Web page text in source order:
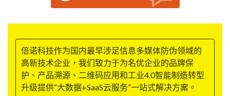
倍诺科技作为国内最早涉足信息多媒体防伪领域的
高新技术企业，我们致力于为名优企业的品牌保
护、产品溯源、二维码应用和工业4.0智能制造转型
升级提供“大数据+SaaS云服务”一站式解决方案。